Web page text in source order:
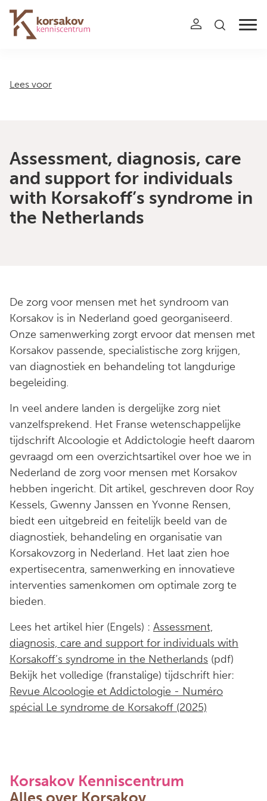
Navigation
Lees voor
Assessment, diagnosis, care
and support for individuals
with Korsakoff’s syndrome in
the Netherlands
De zorg voor mensen met het syndroom van
Korsakov is in Nederland goed georganiseerd.
Onze samenwerking zorgt ervoor dat mensen met
Korsakov passende, specialistische zorg krijgen,
van diagnostiek en behandeling tot langdurige
begeleiding.
In veel andere landen is dergelijke zorg niet
vanzelfsprekend. Het Franse wetenschappelijke
tijdschrift Alcoologie et Addictologie heeft daarom
gevraagd om een overzichtsartikel over hoe we in
Nederland de zorg voor mensen met Korsakov
hebben ingericht. Dit artikel, geschreven door Roy
Kessels, Gwenny Janssen en Yvonne Rensen,
biedt een uitgebreid en feitelijk beeld van de
diagnostiek, behandeling en organisatie van
Korsakovzorg in Nederland. Het laat zien hoe
expertisecentra, samenwerking en innovatieve
interventies samenkomen om optimale zorg te
bieden.
Lees het artikel hier (Engels) : Assessment,
diagnosis, care and support for individuals with
Korsakoff’s syndrome in the Netherlands (pdf)
Bekijk het volledige (franstalige) tijdschrift hier:
Revue Alcoologie et Addictologie - Numéro
spécial Le syndrome de Korsakoff (2025)
Korsakov Kenniscentrum